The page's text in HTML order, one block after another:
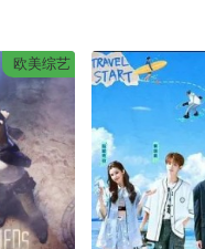
欧美综艺